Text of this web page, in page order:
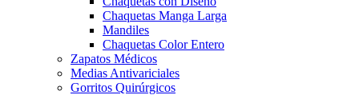
Chaquetas Manga Larga
Mandiles
Chaquetas Color Entero
Zapatos Médicos
Medias Antivariciales
Gorritos Quirúrgicos